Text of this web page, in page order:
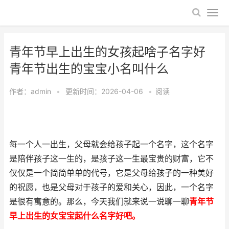
青年节早上出生的女孩起啥子名字好
青年节出生的宝宝小名叫什么
作者： admin • 更新时间：2026-04-06 • 阅读
每一个人一出生，父母就会给孩子起一个名字，这个名字
是陪伴孩子这一生的，是孩子这一生最宝贵的财富，它不
仅仅是一个简简单单的代号，它是父母给孩子的一种美好
的祝愿，也是父母对于孩子的爱和关心，因此，一个名字
是很有寓意的。那么，今天我们就来说一说聊一聊青年节
早上出生的女宝宝起什么名字好吧。